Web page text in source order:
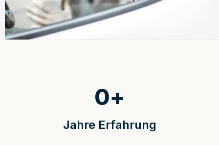
Jahre Erfahrung
0+